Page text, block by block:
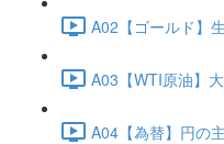
A02【ゴールド】
A03【WTI原油】
A04【為替】円の